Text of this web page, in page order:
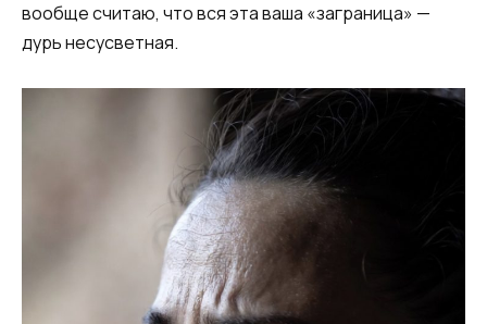
вообще считаю, что вся эта ваша «заграница» —
дурь несусветная.